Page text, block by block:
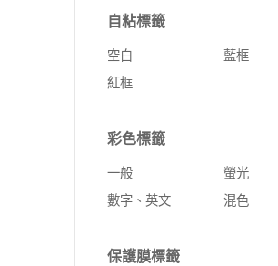
自粘標籤
空白
藍框
紅框
彩色標籤
一般
螢光
數字、英文
混色
保護膜標籤